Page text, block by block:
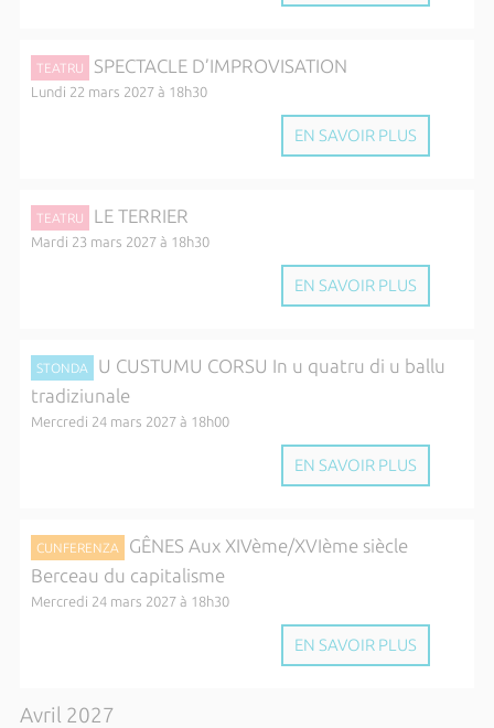
TEATRU SPECTACLE D’IMPROVISATION
Lundi 22 mars 2027 à 18h30
EN SAVOIR PLUS
TEATRU LE TERRIER
Mardi 23 mars 2027 à 18h30
EN SAVOIR PLUS
STONDA
U CUSTUMU CORSU In u quatru di u ballu
tradiziunale
Mercredi 24 mars 2027 à 18h00
EN SAVOIR PLUS
CUNFERENZA
GÊNES Aux XIVème/XVIème siècle
Berceau du capitalisme
Mercredi 24 mars 2027 à 18h30
EN SAVOIR PLUS
Avril 2027